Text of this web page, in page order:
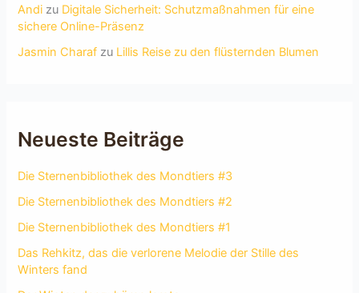
Andi zu Digitale Sicherheit: Schutzmaßnahmen für eine
sichere Online-Präsenz
Jasmin Charaf zu Lillis Reise zu den flüsternden Blumen
Neueste Beiträge
Die Sternenbibliothek des Mondtiers #3
Die Sternenbibliothek des Mondtiers #2
Die Sternenbibliothek des Mondtiers #1
Das Rehkitz, das die verlorene Melodie der Stille des
Winters fand